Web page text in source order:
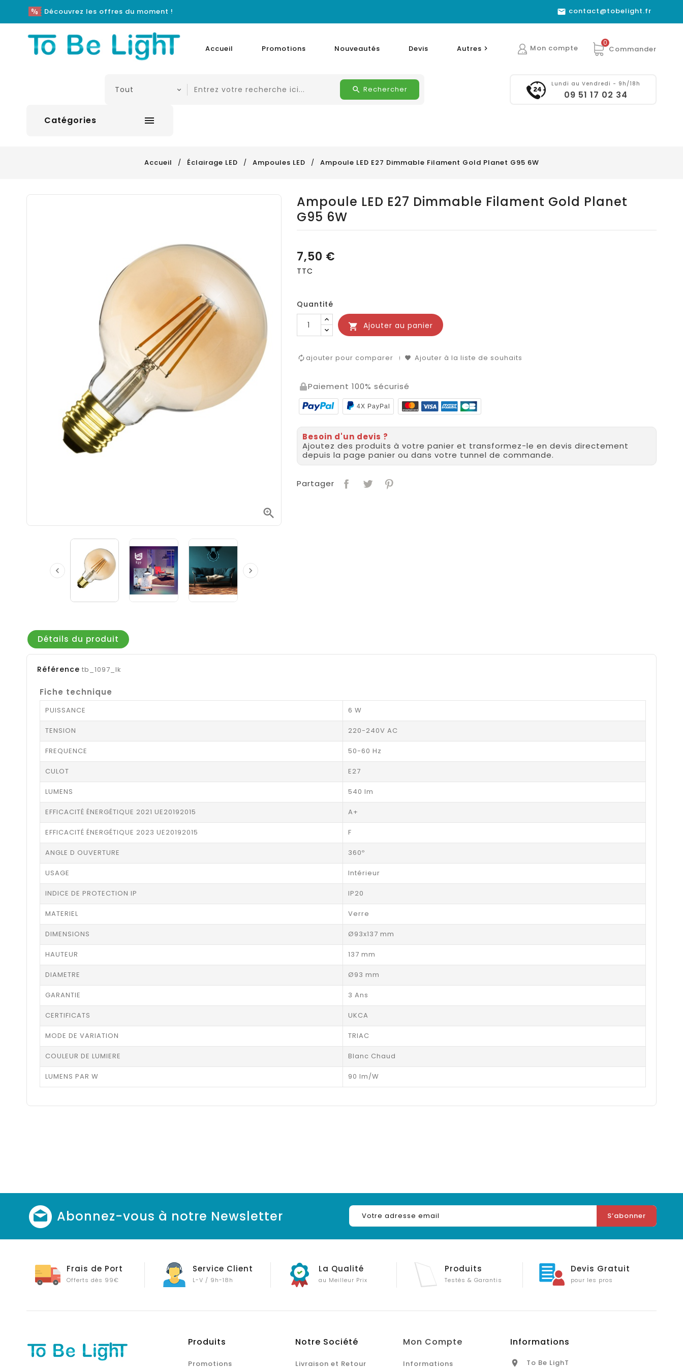
Découvrez les offres du moment !  contact@tobelight.fr
Accueil Promotions Nouveautés Devis Autres  Commander
0
Mon compte
Lundi au Vendredi - 9h/18h
09 51 17 02 34
Rechercher
Catégories 
Accueil Éclairage LED Ampoules LED Ampoule LED E27 Dimmable Filament Gold Planet G95 6W

 
Ampoule LED E27 Dimmable Filament Gold Planet
G95 6W
7,50 €
TTC
Quantité
 Ajouter au panier
ajouter pour comparer Ajouter à la liste de souhaits
Paiement 100% sécurisé
4X PayPal
Besoin d'un devis ?
Ajoutez des produits à votre panier et transformez-le en devis directement
depuis la page panier ou dans votre tunnel de commande.
Partager
Détails du produit
Référence tb_1097_lk
Fiche technique
PUISSANCE 6 W
TENSION 220-240V AC
FREQUENCE 50-60 Hz
CULOT E27
LUMENS 540 lm
EFFICACITÉ ÉNERGÉTIQUE 2021 UE20192015 A+
EFFICACITÉ ÉNERGÉTIQUE 2023 UE20192015 F
ANGLE D OUVERTURE 360º
USAGE Intérieur
INDICE DE PROTECTION IP IP20
MATERIEL Verre
DIMENSIONS Ø93x137 mm
HAUTEUR 137 mm
DIAMETRE Ø93 mm
GARANTIE 3 Ans
CERTIFICATS UKCA
MODE DE VARIATION TRIAC
COULEUR DE LUMIERE Blanc Chaud
LUMENS PAR W 90 lm/W
Abonnez-vous à notre Newsletter
Frais de Port
Offerts dès 99€
Service Client
L-V / 9h-18h
La Qualité
au Meilleur Prix
Produits
Testés & Garantis
Devis Gratuit
pour les pros
Produits
Promotions
Notre Société
Livraison et Retour
Mon Compte
Informations
Informations
 To Be LighT